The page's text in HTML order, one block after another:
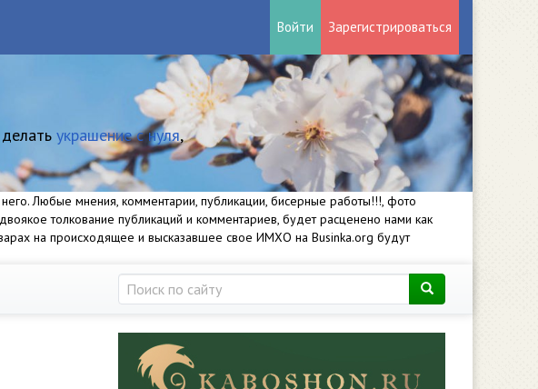
Войти Зарегистрироваться
украшение с нуля,
Любые мнения, комментарии, публикации, бисерные работы!!!, фото
толкование публикаций и комментариев, будет расценено нами как
на происходящее и высказавшее свое ИМХО на Businka.org будут